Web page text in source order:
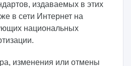
издаваемых в этих
в сети Интернет на
национальных
изменения или отмены